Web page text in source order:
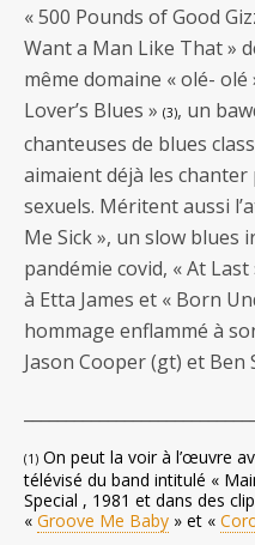
« 500 Pounds of Good
Want a Man Like That »
même domaine « olé-
Lover’s Blues » (3), un
chanteuses de blues
aimaient déjà les
sexuels. Méritent aussi
Me Sick », un slow blues
pandémie covid, « At
à Etta James et « Born
hommage enflammé à
Jason Cooper (gt) et Ben
(1) On peut la voir à l’œuvre
télévisé du band intitulé «
Special , 1981 et dans des
« Groove Me Baby » et «